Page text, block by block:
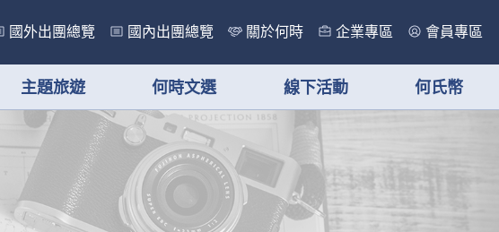
國外出團總覽 國內出團總覽 關於何時 企業專區 會員專區
主題旅遊 何時文選 線下活動 何氏幣